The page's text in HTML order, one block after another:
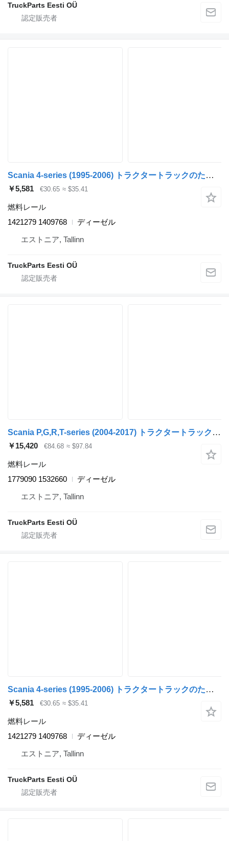
TruckParts Eesti OÜ
Scania 4-series (1995-2006) トラクタートラックのためのScania 4-series 124 (01.95-12.04) 1421279 1409768 燃料レール
￥5,581 €30.65 ≈ $35.41
燃料レール
1421279 1409768
ディーゼル
エストニア, Tallinn
TruckParts Eesti OÜ
Scania P,G,R,T-series (2004-2017) トラクタートラックのためのScania R-series (01.04-) 1779090 1532660 燃料レール
￥15,420 €84.68 ≈ $97.84
燃料レール
1779090 1532660
ディーゼル
エストニア, Tallinn
TruckParts Eesti OÜ
Scania 4-series (1995-2006) トラクタートラックのためのScania 4-series 114 (01.95-12.04) 1421279 1409768 燃料レール
￥5,581 €30.65 ≈ $35.41
燃料レール
1421279 1409768
ディーゼル
エストニア, Tallinn
TruckParts Eesti OÜ